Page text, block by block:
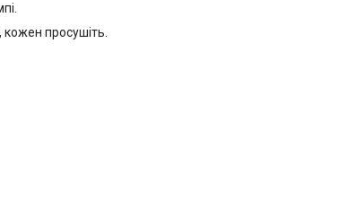
просушіть.